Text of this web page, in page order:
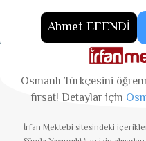
Ahmet EFENDİ
Osmanlı Türkçesini
fırsat! Detaylar için
İrfan Mektebi sitesindeki